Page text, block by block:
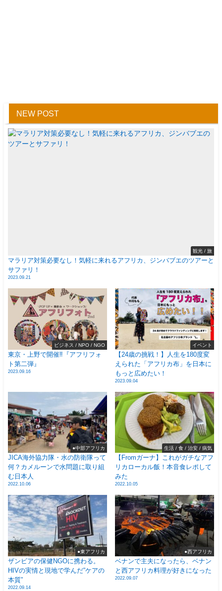
NEW POST
観光 / 旅
マラリア対策必要なし！気軽に来れるアフリカ、ジンバブエのツアーと
サファリ！
2023.09.21
ビジネス / NPO / NGO
東京・上野で開催‼️『アフリフォ
ト第二弾』
2023.09.16
イベント
【24歳の挑戦！】人生を180度変
えられた「アフリカ布」を日本に
もっと広めたい！
2023.09.04
●中部アフリカ
JICA海外協力隊・水の防衛隊って
何？カメルーンで水問題に取り組
む日本人
2022.10.06
生活 / 食 / 治安 / 病気
【Fromガーナ】これがガチなアフ
リカローカル飯！本音食レポして
みた
2022.10.05
●東アフリカ
ザンビアの保健NGOに携わる。
HIVの実情と現地で学んだ”ケアの
本質”
2022.09.14
●西アフリカ
ベナンで主夫になったら、ベナン
と西アフリカ料理が好きになった
2022.09.07